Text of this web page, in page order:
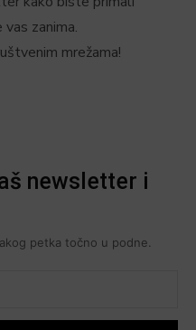
zanima.
mrežama!
newsletter i
petka točno u podne.